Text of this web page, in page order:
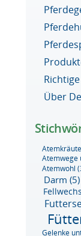
Über
Atemwege
Atemwohl
Darm (5)
Gelenke